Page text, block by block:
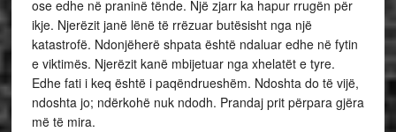
ose edhe në praninë tënde. Një zjarr ka hapur rrugën për
ikje. Njerëzit janë lënë të rrëzuar butësisht nga një
katastrofë. Ndonjëherë shpata është ndaluar edhe në fytin
e viktimës. Njerëzit kanë mbijetuar nga xhelatët e tyre.
Edhe fati i keq është i paqëndrueshëm. Ndoshta do të vijë,
ndoshta jo; ndërkohë nuk ndodh. Prandaj prit përpara gjëra
më të mira.